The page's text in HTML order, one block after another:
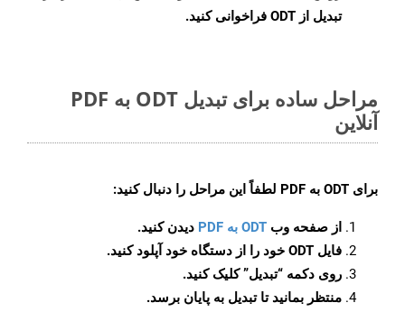
تبدیل از ODT فراخوانی کنید.
مراحل ساده برای تبدیل ODT به PDF
آنلاین
برای ODT به PDF لطفاً این مراحل را دنبال کنید:
از صفحه وب ODT به PDF
دیدن کنید.
فایل ODT خود را از دستگاه خود آپلود کنید.
روی دکمه “تبدیل”کلیک کنید.
منتظر بمانید تا تبدیل به پایان برسد.